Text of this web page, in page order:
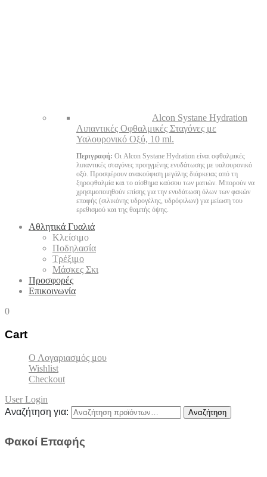
Alcon Systane Hydration
Λιπαντικές Οφθαλμικές Σταγόνες με
Υαλουρονικό Οξύ, 10 ml.
Περιγραφή: Οι Alcon Systane Hydration είναι οφθαλμικές
λιπαντικές σταγόνες προηγμένης ενυδάτωσης με υαλουρονικό
οξύ. Προσφέρουν ανακούφιση μεγάλης διάρκειας από τη
ξηροφθαλμία και το αίσθημα καύσου των ματιών. Μπορούν να
χρησιμοποιηθούν επίσης για την ενυδάτωση όλων των φακών
επαφής (σιλικόνης υδρογέλης, υδρόφιλων) για μείωση του
ερεθισμού και της θαμπής όψης.
Αθλητικά Γυαλιά
Κλείσιμο
Ποδηλασία
Τρέξιμο
Μάσκες Σκι
Προσφορές
Επικοινωνία
0
Cart
Ο Λογαριασμός μου
Wishlist
Checkout
User Login
Αναζήτηση για:
Αναζήτηση
Φακοί Επαφής